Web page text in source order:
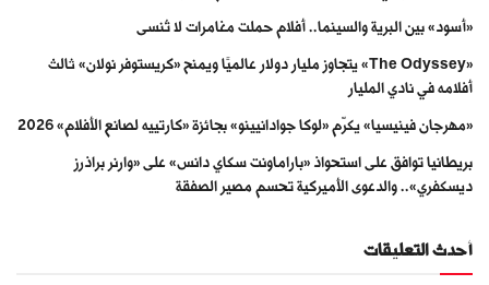
«أسود» بين البرية والسينما.. أفلام حملت مغامرات لا تُنسى
«The Odyssey» يتجاوز مليار دولار عالميًا ويمنح «كريستوفر نولان» ثالث
أفلامه في نادي المليار
«مهرجان فينيسيا» يكرّم «لوكا جوادانيينو» بجائزة «كارتييه لصانع الأفلام» 2026
بريطانيا توافق على استحواذ «باراماونت سكاي دانس» على «وارنر براذرز
ديسكفري».. والدعوى الأميركية تحسم مصير الصفقة
أحدث التعليقات